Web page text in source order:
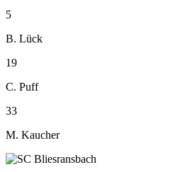
5
B. Lück
19
C. Puff
33
M. Kaucher